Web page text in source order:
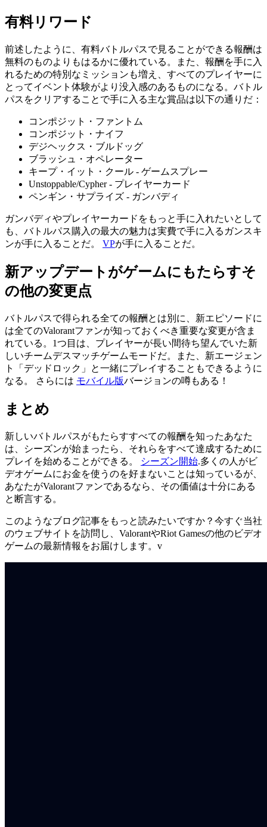
有料リワード
前述したように、有料バトルパスで見ることができる報酬は
無料のものよりもはるかに優れている。また、報酬を手に入
れるための特別なミッションも増え、すべてのプレイヤーに
とってイベント体験がより没入感のあるものになる。バトル
パスをクリアすることで手に入る主な賞品は以下の通りだ：
コンポジット・ファントム
コンポジット・ナイフ
デジヘックス・ブルドッグ
ブラッシュ・オペレーター
キープ・イット・クール - ゲームスプレー
Unstoppable/Cypher - プレイヤーカード
ペンギン・サプライズ - ガンバディ
ガンバディやプレイヤーカードをもっと手に入れたいとして
も、バトルパス購入の最大の魅力は実費で手に入るガンスキ
ンが手に入ることだ。 VPが手に入ることだ。
新アップデートがゲームにもたらすそ
の他の変更点
バトルパスで得られる全ての報酬とは別に、新エピソードに
は全てのValorantファンが知っておくべき重要な変更が含ま
れている。1つ目は、プレイヤーが長い間待ち望んでいた新
しいチームデスマッチゲームモードだ。また、新エージェン
ト「デッドロック」と一緒にプレイすることもできるように
なる。 さらには モバイル版バージョンの噂もある！
まとめ
新しいバトルパスがもたらすすべての報酬を知ったあなた
は、シーズンが始まったら、それらをすべて達成するために
プレイを始めることができる。
シーズン開始.多くの人がビ
デオゲームにお金を使うのを好まないことは知っているが、
あなたがValorantファンであるなら、その価値は十分にある
と断言する。
このようなブログ記事をもっと読みたいですか？今すぐ当社
のウェブサイトを訪問し、ValorantやRiot Gamesの他のビデオ
ゲームの最新情報をお届けします。 v